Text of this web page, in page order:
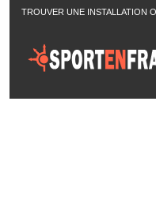
TROUVER UNE INSTALLATION